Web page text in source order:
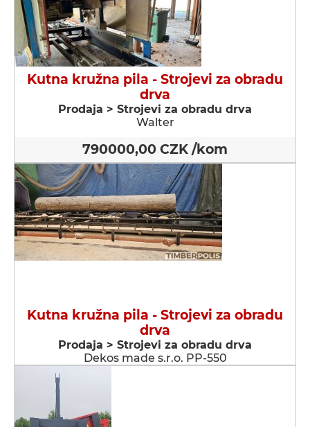
Kutna kružna pila - Strojevi za obradu
drva
Prodaja > Strojevi za obradu drva
Walter
790000,00 CZK /kom
Kutna kružna pila - Strojevi za obradu
drva
Prodaja > Strojevi za obradu drva
Dekos made s.r.o. PP-550